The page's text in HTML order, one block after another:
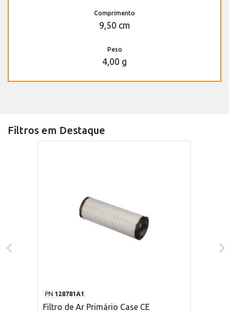
Comprimento
9,50 cm
Peso
4,00 g
Filtros em Destaque
PN 128781A1
Filtro de Ar Primário Case CE